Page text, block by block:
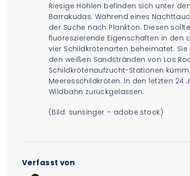
Riesige Höhlen befinden sich unter
Barrakudas. Während eines
der Suche nach Plankton. Diesen
fluoreszierende Eigenschaften in den
vier Schildkrötenarten beheimatet.
den weißen Sandstränden von Los
Schildkrötenaufzucht-Stationen
Meeresschildkröten. In den letzten 24
Wildbahn zurückgelassen.
(Bild: sunsinger – adobe.stock)
Verfasst von